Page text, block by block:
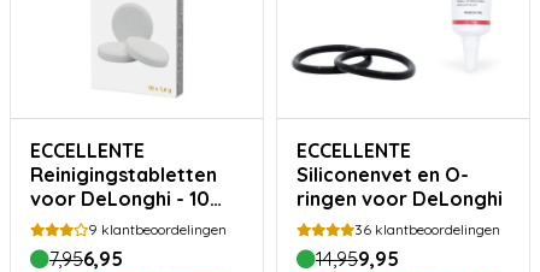
ECCELLENTE
Reinigingstabletten
voor DeLonghi - 10
stuks 9 klantbeoordelingen
7,956,95
ECCELLENTE
Siliconenvet en O-
ringen voor DeLonghi
36 klantbeoordelingen
14,959,95